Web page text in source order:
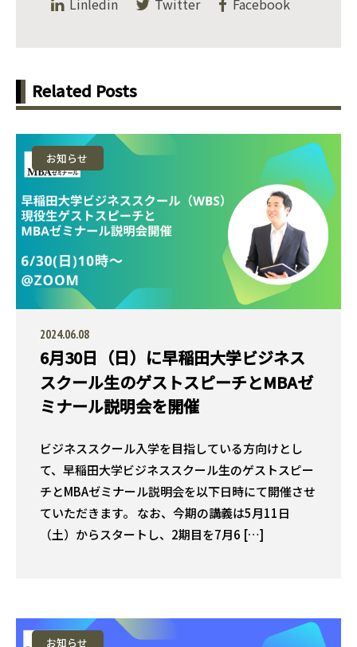
Related Posts
お知らせ
2024.06.08
6月30日（日）に早稲田大学ビジネス
スクール生のゲストスピーチとMBAゼ
ミナール説明会を開催
ビジネススクール入学を目指している方向けとし
て、早稲田大学ビジネススクール生のゲストスピー
チとMBAゼミナール説明会を以下日時にて開催させ
ていただきます。 なお、今期の講義は5月11日
（土）からスタートし、2期目を7月6 […]
お知らせ